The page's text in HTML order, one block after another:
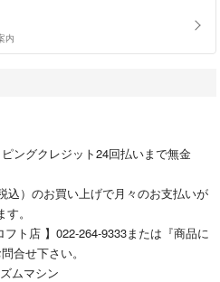
内
ングクレジット24回払いまで無金
込）のお買い上げで月々のお支払いが
。
ト店 】022-264-9333または『商品に
合せ下さい。
ムマシン